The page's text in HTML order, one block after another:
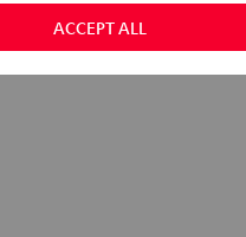
ACCEPT ALL